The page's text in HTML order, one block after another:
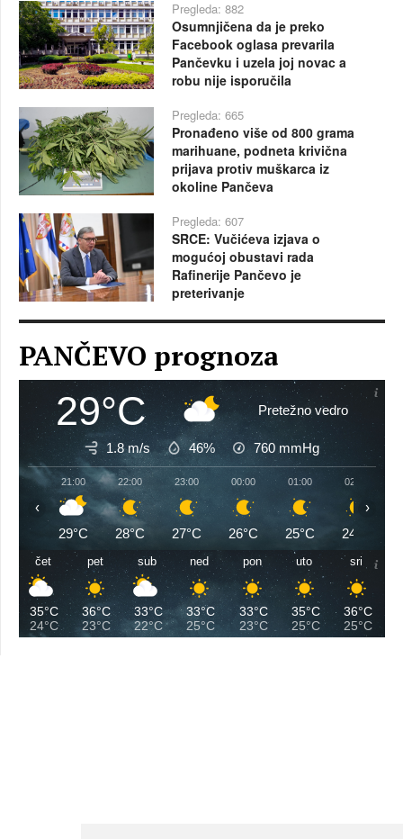
Pregleda: 882
Osumnjičena da je preko
Facebook oglasa prevarila
Pančevku i uzela joj novac a
robu nije isporučila
Pregleda: 665
Pronađeno više od 800 grama
marihuane, podneta krivična
prijava protiv muškarca iz
okoline Pančeva
Pregleda: 607
SRCE: Vučićeva izjava o
mogućoj obustavi rada
Rafinerije Pančevo je
preterivanje
PANČEVO prognoza
29°C Pretežno vedro
1.8 m/s 46% 760 mmHg
21:00
29°C
22:00
28°C
23:00
27°C
00:00
26°C
01:00
25°C
02:00
24°C
‹ ›
čet
35°C
24°C
pet
36°C
23°C
sub
33°C
22°C
ned
33°C
25°C
pon
33°C
23°C
uto
35°C
25°C
sri
36°C
25°C